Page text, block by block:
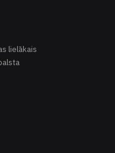
lielākais